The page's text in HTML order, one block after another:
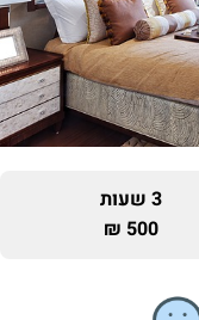
3 שעות
500 ₪